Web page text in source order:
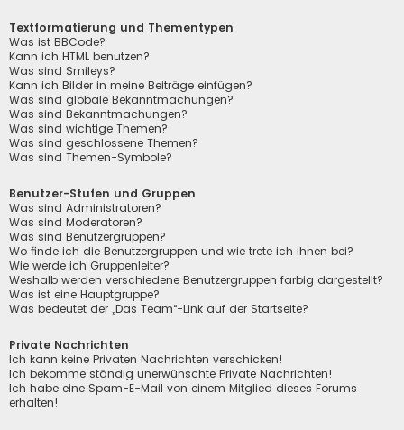
Textformatierung und Thementypen
Was ist BBCode?
Kann ich HTML benutzen?
Was sind Smileys?
Kann ich Bilder in meine Beiträge einfügen?
Was sind globale Bekanntmachungen?
Was sind Bekanntmachungen?
Was sind wichtige Themen?
Was sind geschlossene Themen?
Was sind Themen-Symbole?
Benutzer-Stufen und Gruppen
Was sind Administratoren?
Was sind Moderatoren?
Was sind Benutzergruppen?
Wo finde ich die Benutzergruppen und wie trete ich ihnen bei?
Wie werde ich Gruppenleiter?
Weshalb werden verschiedene Benutzergruppen farbig dargestellt?
Was ist eine Hauptgruppe?
Was bedeutet der „Das Team“-Link auf der Startseite?
Private Nachrichten
Ich kann keine Privaten Nachrichten verschicken!
Ich bekomme ständig unerwünschte Private Nachrichten!
Ich habe eine Spam-E-Mail von einem Mitglied dieses Forums
erhalten!